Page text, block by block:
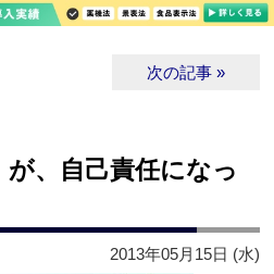
次の記事 »
が、自己責任になっ
2013年05月15日 (水)